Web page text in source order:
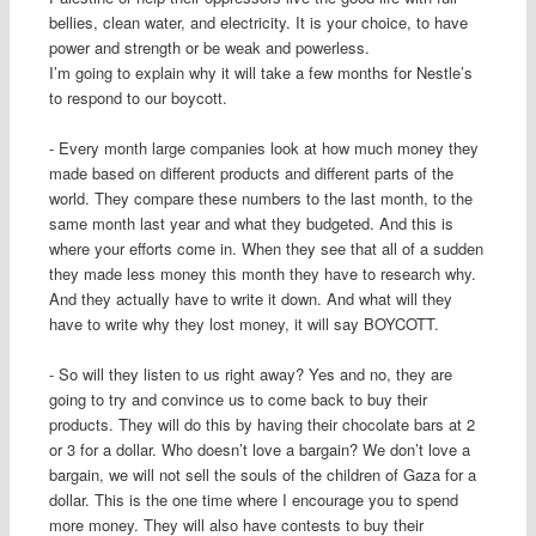
bellies, clean water, and electricity. It is your choice, to have
power and strength or be weak and powerless.
I’m going to explain why it will take a few months for Nestle’s
to respond to our boycott.
- Every month large companies look at how much money they
made based on different products and different parts of the
world. They compare these numbers to the last month, to the
same month last year and what they budgeted. And this is
where your efforts come in. When they see that all of a sudden
they made less money this month they have to research why.
And they actually have to write it down. And what will they
have to write why they lost money, it will say BOYCOTT.
- So will they listen to us right away? Yes and no, they are
going to try and convince us to come back to buy their
products. They will do this by having their chocolate bars at 2
or 3 for a dollar. Who doesn’t love a bargain? We don’t love a
bargain, we will not sell the souls of the children of Gaza for a
dollar. This is the one time where I encourage you to spend
more money. They will also have contests to buy their